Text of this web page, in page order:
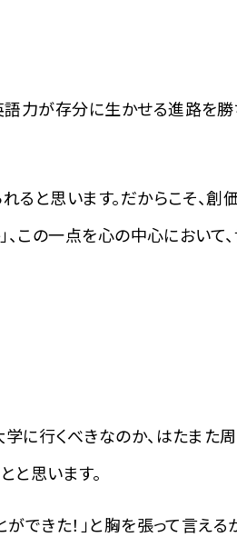
力が存分に生かせる進路を勝
ると思います。だからこそ、
、この一点を心の中心におい
に行くべきなのか、はたまた
と思います。
きた！」と胸を張って言える